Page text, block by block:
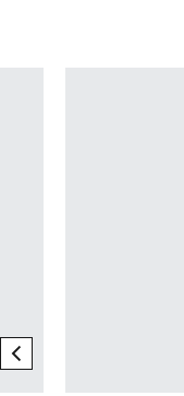
previous element